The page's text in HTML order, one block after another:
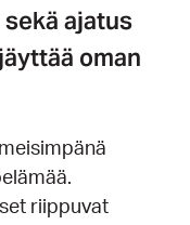
ajatus
oman
riippuvat